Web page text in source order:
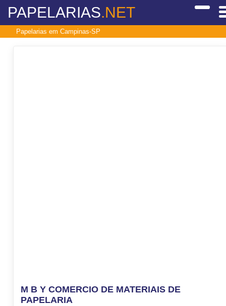
PAPELARIAS.NET
Papelarias em Campinas-SP
M B Y COMERCIO DE MATERIAIS DE
PAPELARIA